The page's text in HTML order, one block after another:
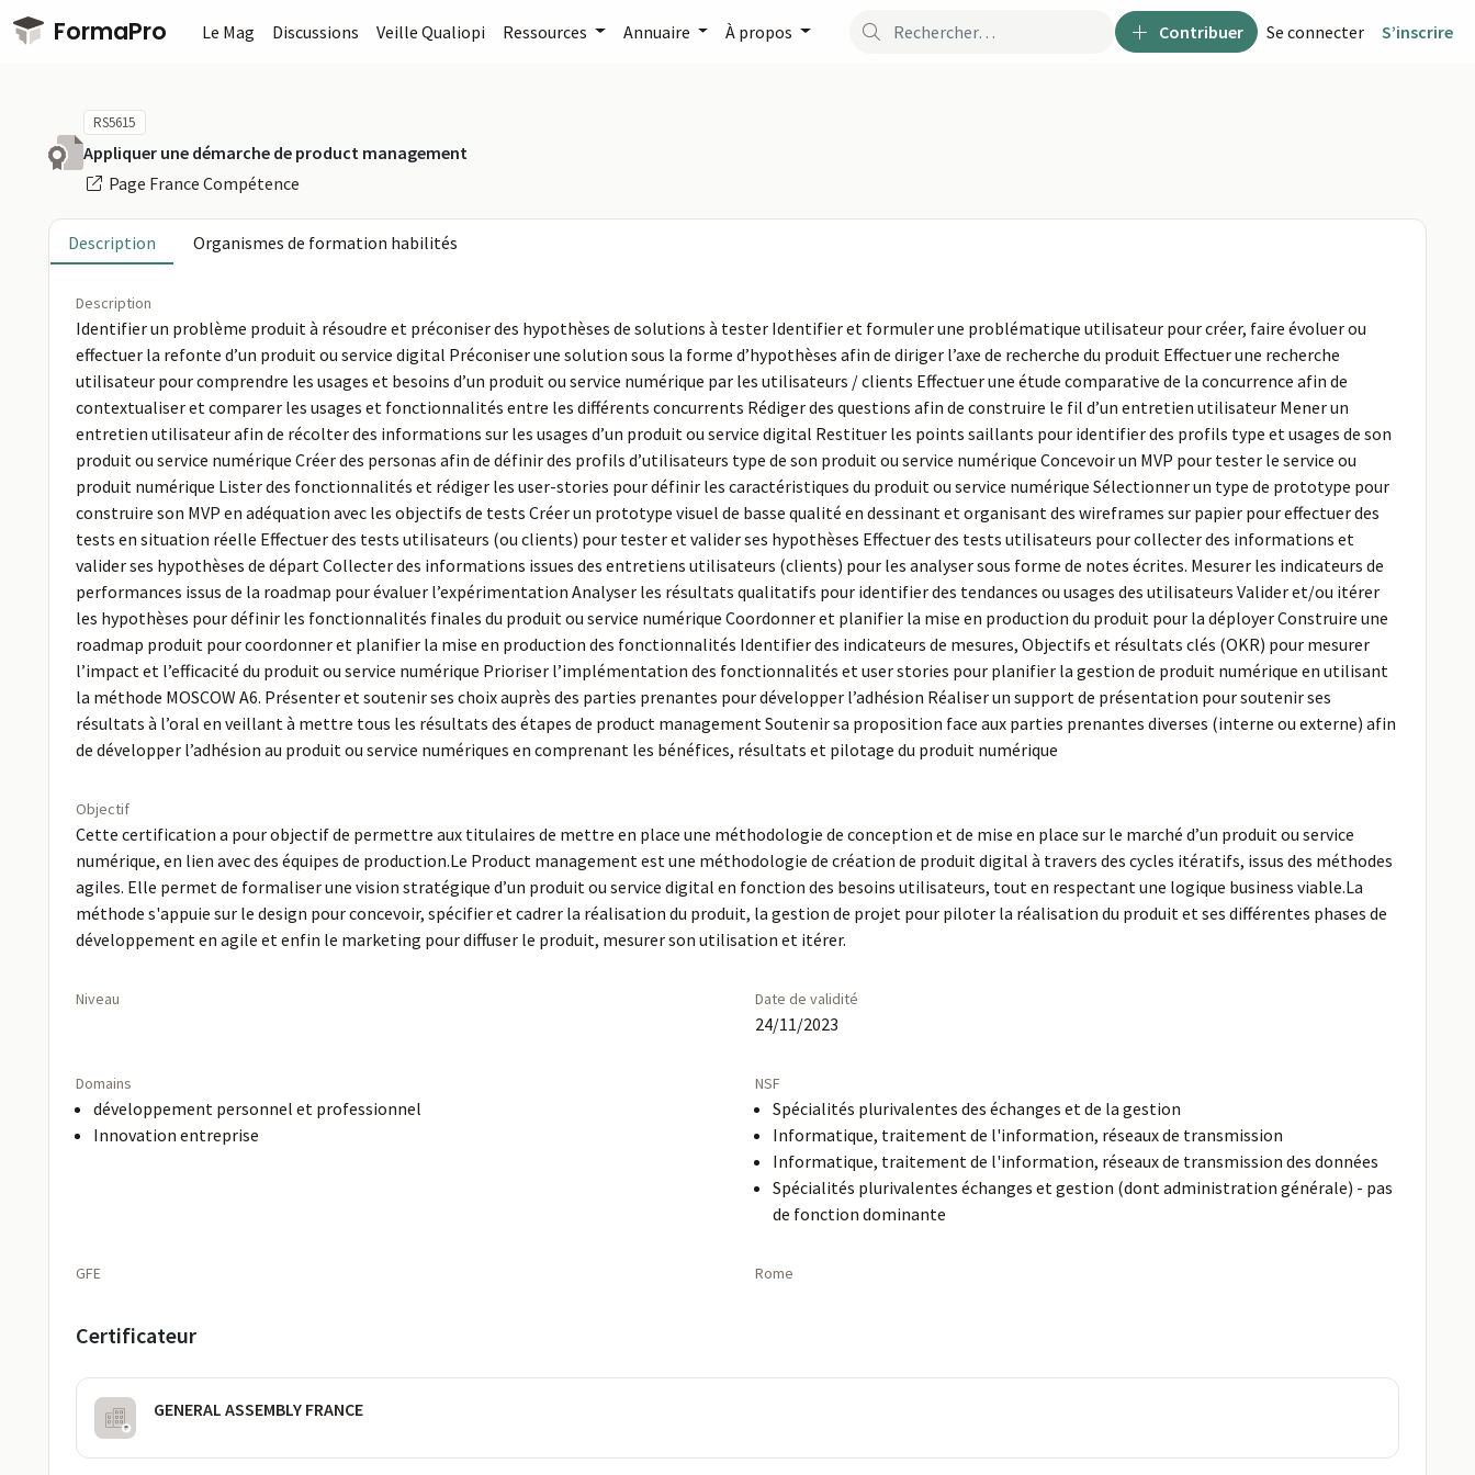
Passer au contenu principal
FormaPro Contribuer Se connecter S’inscrire
Le Mag Discussions Veille Qualiopi Ressources Annuaire À propos
RS5615
Appliquer une démarche de product management
Page France Compétence
Description Organismes de formation habilités
Description
Identifier un problème produit à résoudre et préconiser des hypothèses de solutions à tester Identifier et formuler une problématique utilisateur pour créer, faire évoluer ou
effectuer la refonte d’un produit ou service digital Préconiser une solution sous la forme d’hypothèses afin de diriger l’axe de recherche du produit Effectuer une recherche
utilisateur pour comprendre les usages et besoins d’un produit ou service numérique par les utilisateurs / clients Effectuer une étude comparative de la concurrence afin de
contextualiser et comparer les usages et fonctionnalités entre les différents concurrents Rédiger des questions afin de construire le fil d’un entretien utilisateur Mener un
entretien utilisateur afin de récolter des informations sur les usages d’un produit ou service digital Restituer les points saillants pour identifier des profils type et usages de son
produit ou service numérique Créer des personas afin de définir des profils d’utilisateurs type de son produit ou service numérique Concevoir un MVP pour tester le service ou
produit numérique Lister des fonctionnalités et rédiger les user-stories pour définir les caractéristiques du produit ou service numérique Sélectionner un type de prototype pour
construire son MVP en adéquation avec les objectifs de tests Créer un prototype visuel de basse qualité en dessinant et organisant des wireframes sur papier pour effectuer des
tests en situation réelle Effectuer des tests utilisateurs (ou clients) pour tester et valider ses hypothèses Effectuer des tests utilisateurs pour collecter des informations et
valider ses hypothèses de départ Collecter des informations issues des entretiens utilisateurs (clients) pour les analyser sous forme de notes écrites. Mesurer les indicateurs de
performances issus de la roadmap pour évaluer l’expérimentation Analyser les résultats qualitatifs pour identifier des tendances ou usages des utilisateurs Valider et/ou itérer
les hypothèses pour définir les fonctionnalités finales du produit ou service numérique Coordonner et planifier la mise en production du produit pour la déployer Construire une
roadmap produit pour coordonner et planifier la mise en production des fonctionnalités Identifier des indicateurs de mesures, Objectifs et résultats clés (OKR) pour mesurer
l’impact et l’efficacité du produit ou service numérique Prioriser l’implémentation des fonctionnalités et user stories pour planifier la gestion de produit numérique en utilisant
la méthode MOSCOW A6. Présenter et soutenir ses choix auprès des parties prenantes pour développer l’adhésion Réaliser un support de présentation pour soutenir ses
résultats à l’oral en veillant à mettre tous les résultats des étapes de product management Soutenir sa proposition face aux parties prenantes diverses (interne ou externe) afin
de développer l’adhésion au produit ou service numériques en comprenant les bénéfices, résultats et pilotage du produit numérique
Objectif
Cette certification a pour objectif de permettre aux titulaires de mettre en place une méthodologie de conception et de mise en place sur le marché d’un produit ou service
numérique, en lien avec des équipes de production.Le Product management est une méthodologie de création de produit digital à travers des cycles itératifs, issus des méthodes
agiles. Elle permet de formaliser une vision stratégique d’un produit ou service digital en fonction des besoins utilisateurs, tout en respectant une logique business viable.La
méthode s'appuie sur le design pour concevoir, spécifier et cadrer la réalisation du produit, la gestion de projet pour piloter la réalisation du produit et ses différentes phases de
développement en agile et enfin le marketing pour diffuser le produit, mesurer son utilisation et itérer.
Niveau Date de validité
24/11/2023
Domains
développement personnel et professionnel
Innovation entreprise
NSF
Spécialités plurivalentes des échanges et de la gestion
Informatique, traitement de l'information, réseaux de transmission
Informatique, traitement de l'information, réseaux de transmission des données
Spécialités plurivalentes échanges et gestion (dont administration générale) - pas
de fonction dominante
GFE Rome
Certificateur
GENERAL ASSEMBLY FRANCE